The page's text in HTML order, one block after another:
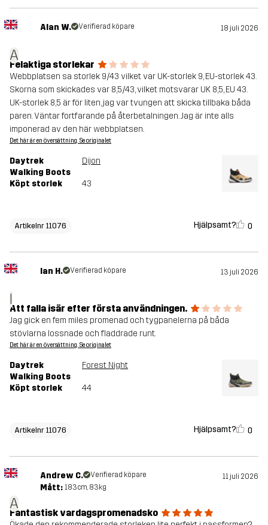
A
Alan W. Verifierad köpare 18 juli 2026
Felaktiga storlekar
Webbplatsen sa storlek 9/43 vilket var UK-storlek 9, EU-storlek 43.
Skorna som skickades var 8,5/43, vilket motsvarar UK 8,5, EU 43.
UK-storlek 8,5 är för liten, jag var tvungen att skicka tillbaka båda
paren. Väntar fortfarande på återbetalningen. Jag är inte alls
imponerad av den här webbplatsen.
Det här är en översättning. Se originalet
Daytrek
Walking Boots
Dijon
Köpt storlek 43
Artikelnr 11076 Hjälpsamt? 0
I
Ian H. Verifierad köpare 13 juli 2026
Att falla isär efter första användningen.
Jag gick en fem miles promenad och tygpanelerna på båda
stövlarna lossnade och fladdrade runt.
Det här är en översättning. Se originalet
Daytrek
Walking Boots
Forest Night
Köpt storlek 44
Artikelnr 11076 Hjälpsamt? 0
A
Andrew C. Verifierad köpare 11 juli 2026
Mått: 183cm, 83kg
Fantastisk vardagspromenadsko